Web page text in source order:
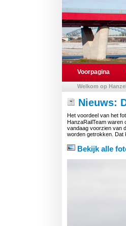
Voorpagina
Welkom op
Nieuws:
Het voordeel van het
HanzaRailTeam waren
vandaag voorzien van
worden getrokken. Dat
Bekijk alle